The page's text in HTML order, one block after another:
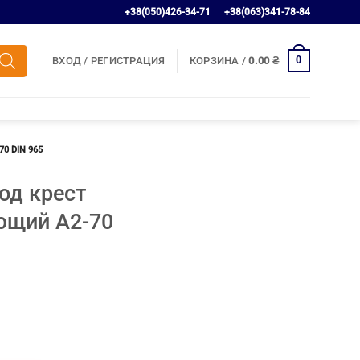
+38(050)426-34-71 +38(063)341-78-84
ВХОД / РЕГИСТРАЦИЯ КОРЗИНА /0.00 ₴ 0
DIN 965
крест
A2-70